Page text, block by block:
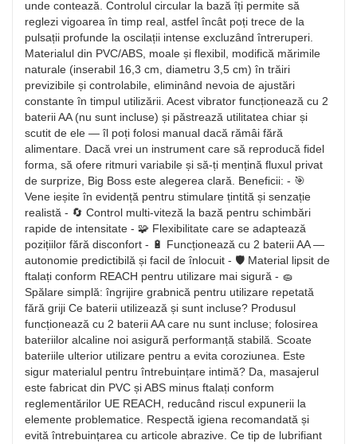
unde contează. Controlul circular la bază îți permite să
reglezi vigoarea în timp real, astfel încât poți trece de la
pulsații profunde la oscilații intense excluzând întreruperi.
Materialul din PVC/ABS, moale și flexibil, modifică mărimile
naturale (inserabil 16,3 cm, diametru 3,5 cm) în trăiri
previzibile și controlabile, eliminând nevoia de ajustări
constante în timpul utilizării. Acest vibrator funcționează cu 2
baterii AA (nu sunt incluse) și păstrează utilitatea chiar și
scutit de ele — îl poți folosi manual dacă rămâi fără
alimentare. Dacă vrei un instrument care să reproducă fidel
forma, să ofere ritmuri variabile și să-ți mențină fluxul privat
de surprize, Big Boss este alegerea clară. Beneficii: - 🎯
Vene ieșite în evidență pentru stimulare țintită și senzație
realistă - 🔄 Control multi-viteză la bază pentru schimbări
rapide de intensitate - 🧩 Flexibilitate care se adaptează
pozițiilor fără disconfort - 🔋 Funcționează cu 2 baterii AA —
autonomie predictibilă și facil de înlocuit - 🛡️ Material lipsit de
ftalați conform REACH pentru utilizare mai sigură - 🧽
Spălare simplă: îngrijire grabnică pentru utilizare repetată
fără griji Ce baterii utilizează și sunt incluse? Produsul
funcționează cu 2 baterii AA care nu sunt incluse; folosirea
bateriilor alcaline noi asigură performanță stabilă. Scoate
bateriile ulterior utilizare pentru a evita coroziunea. Este
sigur materialul pentru întrebuințare intimă? Da, masajerul
este fabricat din PVC și ABS minus ftalați conform
reglementărilor UE REACH, reducând riscul expunerii la
elemente problematice. Respectă igiena recomandată și
evită întrebuințarea cu articole abrazive. Ce tip de lubrifiant